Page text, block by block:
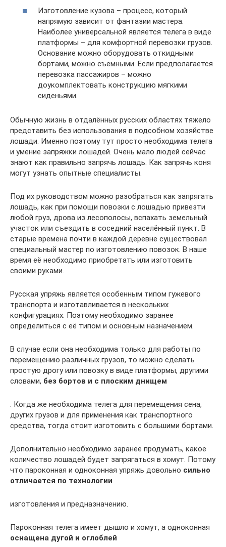
Изготовление кузова – процесс, который
напрямую зависит от фантазии мастера.
Наиболее универсальной является телега в виде
платформы – для комфортной перевозки грузов.
Основание можно оборудовать откидными
бортами, можно съемными. Если предполагается
перевозка пассажиров – можно
доукомплектовать конструкцию мягкими
сиденьями.
Обычную жизнь в отдалённых русских областях тяжело
представить без использования в подсобном хозяйстве
лошади. Именно поэтому тут просто необходима телега
и умение запряжки лошадей. Очень мало людей сейчас
знают как правильно запрячь лошадь. Как запрячь коня
могут узнать опытные специалисты.
Под их руководством можно разобраться как запрягать
лошадь, как при помощи повозки с лошадью привезти
любой груз, дрова из лесополосы, вспахать земельный
участок или съездить в соседний населённый пункт. В
старые времена почти в каждой деревне существовал
специальный мастер по изготовлению повозок. В наше
время её необходимо приобретать или изготовить
своими руками.
Русская упряжь является особенным типом гужевого
транспорта и изготавливается в нескольких
конфигурациях. Поэтому необходимо заранее
определиться с её типом и основным назначением.
В случае если она необходима только для работы по
перемещению различных грузов, то можно сделать
простую дрогу или повозку в виде платформы, другими
словами, без бортов и с плоским днищем
. Когда же необходима телега для перемещения сена,
других грузов и для применения как транспортного
средства, тогда стоит изготовить с большими бортами.
Дополнительно необходимо заранее продумать, какое
количество лошадей будет запрягаться в хомут. Потому
что пароконная и одноконная упряжь довольно сильно
отличается по технологии
изготовления и предназначению.
Пароконная телега имеет дышло и хомут, а одноконная
оснащена дугой и оглоблей